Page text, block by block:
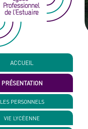
ACCUEIL
PRÉSENTATION
LES PERSONNELS
VIE LYCÉENNE